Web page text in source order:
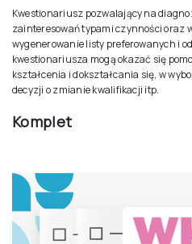
Kwestionariusz pozwalający na
zainteresowań typami czynności oraz
wygenerowanie listy preferowanych i
kwestionariusza mogą okazać się
kształcenia i dokształcania się, w
decyzji o zmianie kwalifikacji itp.
Komplet